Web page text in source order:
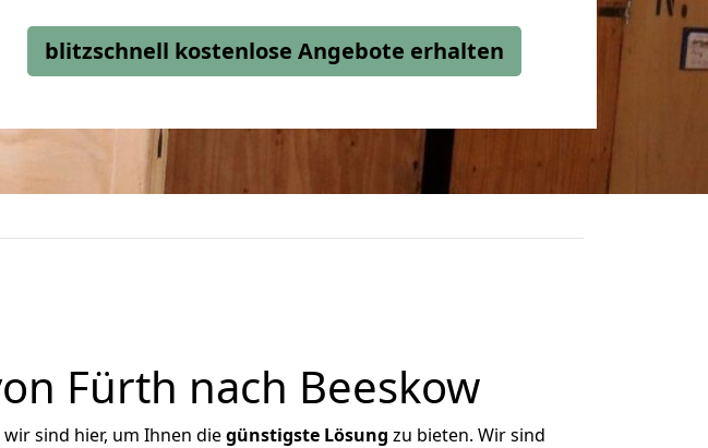
blitzschnell kostenlose Angebote erhalten
Fürth nach Beeskow
sind hier, um Ihnen diegünstigste Lösung zu bieten. Wir sind